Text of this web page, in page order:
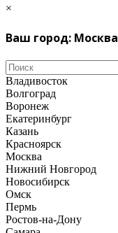
×
Ваш город: Москва
Владивосток
Волгоград
Воронеж
Екатеринбург
Казань
Красноярск
Москва
Нижний Новгород
Новосибирск
Омск
Пермь
Ростов-на-Дону